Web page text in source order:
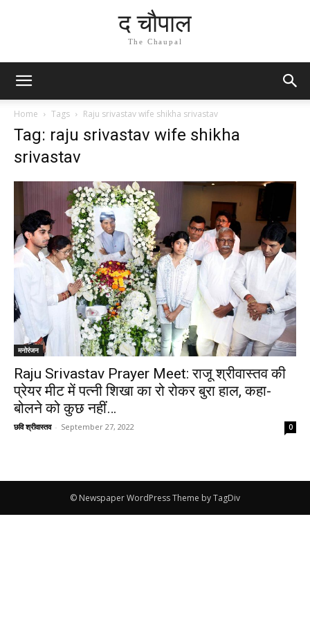
द चौपाल
The Chaupal
Home Tags Raju srivastav wife shikha srivastav
Tag: raju srivastav wife shikha
srivastav
मनोरंजन
Raju Srivastav Prayer Meet: राजू श्रीवास्तव की
प्रेयर मीट में पत्नी शिखा का रो रोकर बुरा हाल, कहा-
बोलने को कुछ नहीं…
छवि श्रीवास्तव - September 27, 2022 0
© Newspaper WordPress Theme by TagDiv